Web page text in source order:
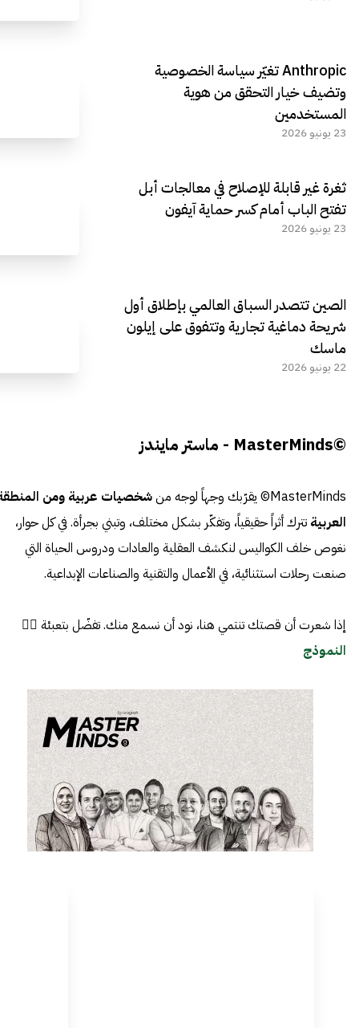
Anthropic تغيّر سياسة الخصوصية
وتضيف خيار التحقق من هوية
المستخدمين
23 يونيو 2026
ثغرة غير قابلة للإصلاح في معالجات أبل
تفتح الباب أمام كسر حماية آيفون
23 يونيو 2026
الصين تتصدر السباق العالمي بإطلاق أول
شريحة دماغية تجارية وتتفوق على إيلون
ماسك
22 يونيو 2026
©MasterMinds - ماستر مايندز
MasterMinds© يقرّبك وجهاً لوجه من
شخصيات عربية ومن
العربية تترك أثراً حقيقياً، وتفكّر بشكل مختلف، وتبني بجرأة. في كل حوار،
نغوص خلف الكواليس لنكشف العقلية والعادات ودروس الحياة التي
صنعت رحلات استثنائية، في الأعمال والتقنية والصناعات الإبداعية.
إذا شعرت أن قصتك تنتمي هنا، نود أن نسمع منك. تفضّل بتعبئة 👈🏼
النموذج